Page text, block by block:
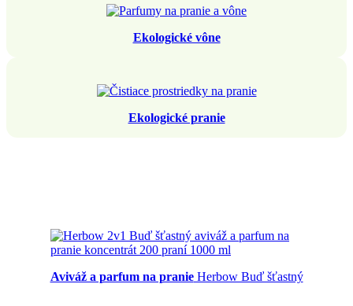
Ekologické vône
Ekologické pranie
Aviváž a parfum na pranieHerbow Buď šťastný